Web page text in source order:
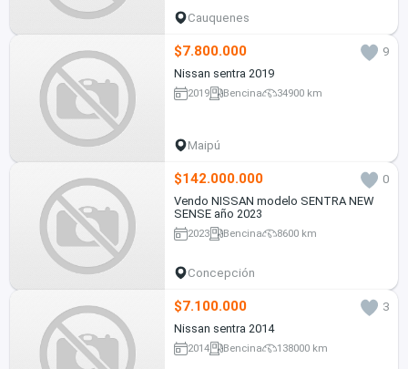
Cauquenes
$7.800.000
9
Nissan sentra 2019
2019 Bencina 34900 km
Maipú
$142.000.000
0
Vendo NISSAN modelo SENTRA NEW
SENSE año 2023
2023 Bencina 8600 km
Concepción
$7.100.000
3
Nissan sentra 2014
2014 Bencina 138000 km